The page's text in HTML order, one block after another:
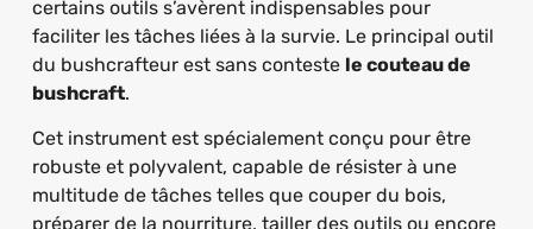
certains outils s’avèrent indispensables pour
faciliter les tâches liées à la survie. Le principal outil
du bushcrafteur est sans conteste le couteau de
bushcraft.
Cet instrument est spécialement conçu pour être
robuste et polyvalent, capable de résister à une
multitude de tâches telles que couper du bois,
préparer de la nourriture, tailler des outils ou encore